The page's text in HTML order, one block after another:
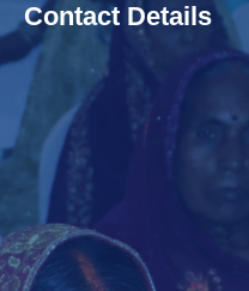
Contact Details